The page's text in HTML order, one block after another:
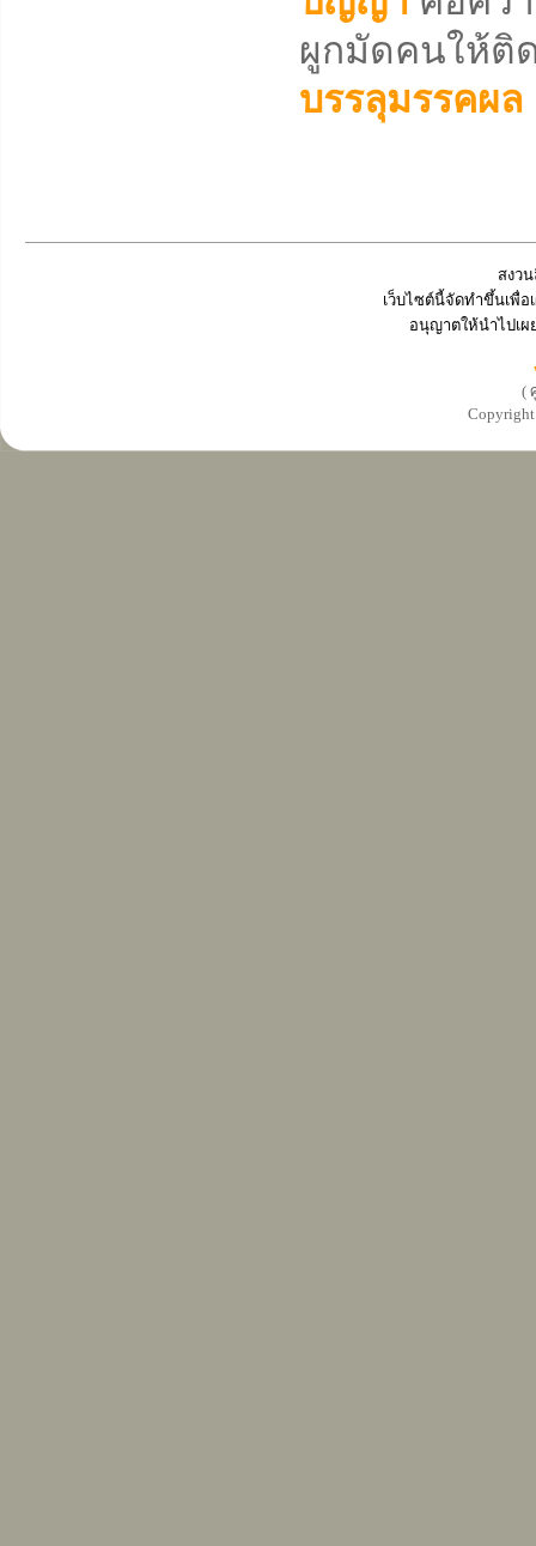
ผูกมัดคนให้ติ
บรรลุมรรคผล
สงว
เว็บไซต์นี้จัดทำขึ้นเพื่
อนุญาตให้นำไปเ
(
Copyright